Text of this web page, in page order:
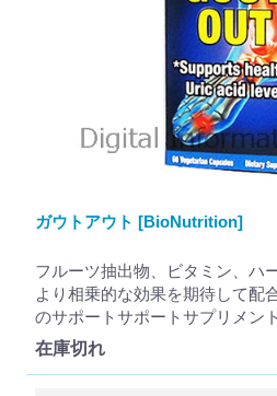
ガウトアウト [BioNutrition]
フルーツ抽出物、ビタミン、ハ
より相乗的な効果を期待して配
のサポートサポートサプリメン
在庫切れ